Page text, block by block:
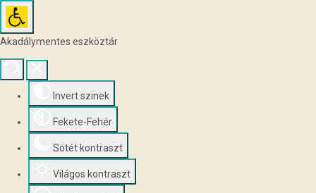
Akadálymentes eszköztár
Invert szinek
Fekete-Fehér
Sötét kontraszt
Világos kontraszt